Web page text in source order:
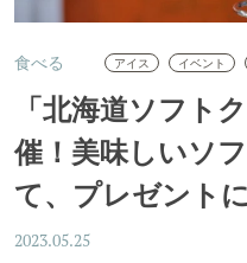
食べる アイス イベント
「北海道ソフト
催！美味しいソ
て、プレゼント
2023.05.25